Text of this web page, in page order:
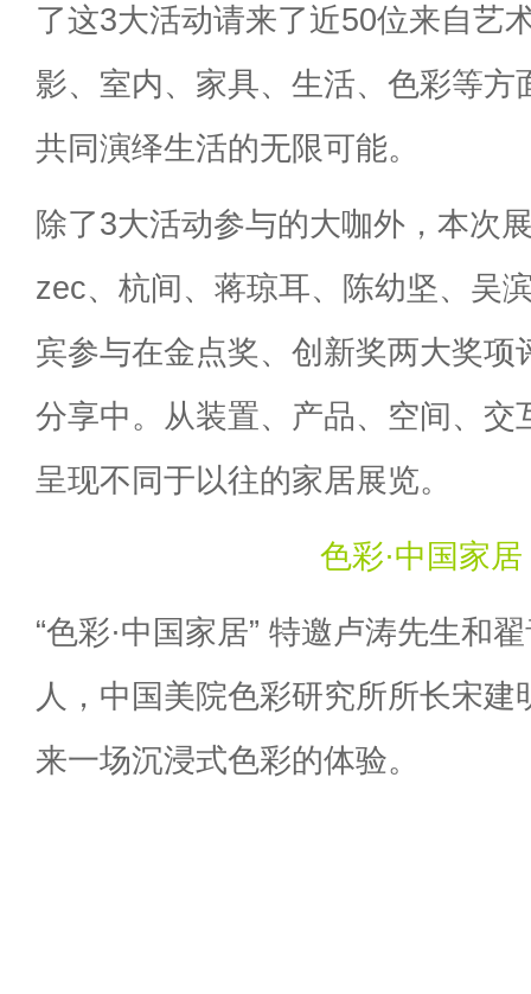
了这3大活动请来了近50位来自艺
影、室内、家具、生活、色彩等方
共同演绎生活的无限可能。
除了3大活动参与的大咖外，本次
zec、杭间、蒋琼耳、陈幼坚、吴
宾参与在金点奖、创新奖两大奖项
分享中。从装置、产品、空间、交
呈现不同于以往的家居展览。
色彩·中国家居
“色彩·中国家居” 特邀卢涛先生和
人，中国美院色彩研究所所长宋
来一场沉浸式色彩的体验。